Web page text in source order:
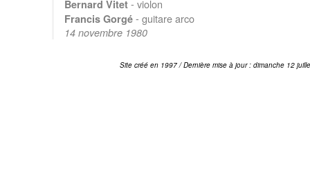
Bernard Vitet - violon
Francis Gorgé - guitare arco
14 novembre 1980
Site créé en 1997 / Dernière mise à jour : dimanche 12